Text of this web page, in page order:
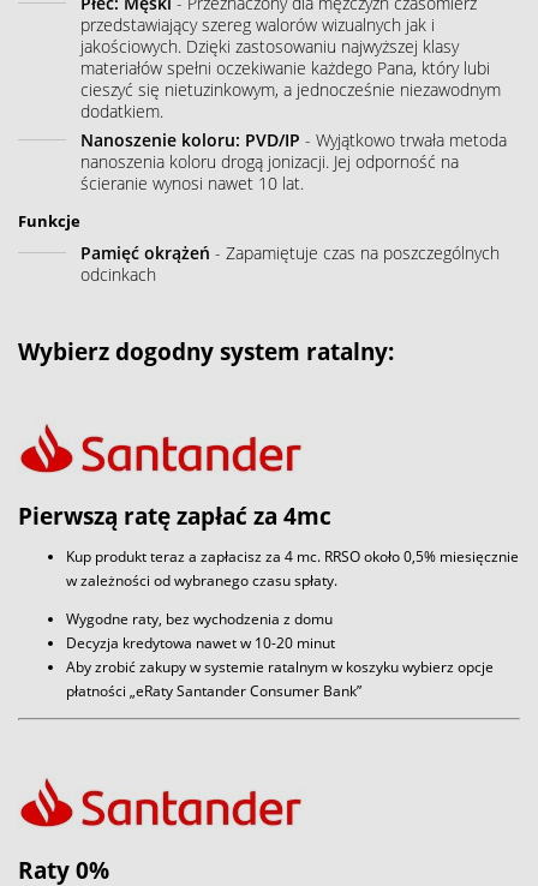
przedstawiający szereg walorów wizualnych jak i
jakościowych. Dzięki zastosowaniu najwyższej klasy
materiałów spełni oczekiwanie każdego Pana, który lubi
cieszyć się nietuzinkowym, a jednocześnie niezawodnym
dodatkiem.
Nanoszenie koloru: PVD/IP - Wyjątkowo trwała metoda
nanoszenia koloru drogą jonizacji. Jej odporność na
ścieranie wynosi nawet 10 lat.
Funkcje
Pamięć okrążeń - Zapamiętuje czas na poszczególnych
odcinkach
Wybierz dogodny system ratalny:
Pierwszą ratę zapłać za 4mc
Kup produkt teraz a zapłacisz za 4 mc. RRSO około 0,5% miesięcznie
w zależności od wybranego czasu spłaty.
Wygodne raty, bez wychodzenia z domu
Decyzja kredytowa nawet w 10-20 minut
Aby zrobić zakupy w systemie ratalnym w koszyku wybierz opcje
płatności „eRaty Santander Consumer Bank”
Raty 0%